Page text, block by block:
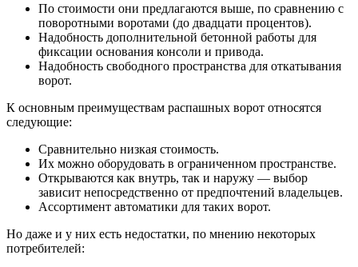
По стоимости они предлагаются выше, по сравнению с
поворотными воротами (до двадцати процентов).
Надобность дополнительной бетонной работы для
фиксации основания консоли и привода.
Надобность свободного пространства для откатывания
ворот.
К основным преимуществам распашных ворот относятся
следующие:
Сравнительно низкая стоимость.
Их можно оборудовать в ограниченном пространстве.
Открываются как внутрь, так и наружу — выбор
зависит непосредственно от предпочтений владельцев.
Ассортимент автоматики для таких ворот.
Но даже и у них есть недостатки, по мнению некоторых
потребителей: